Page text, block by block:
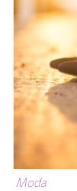
Moda